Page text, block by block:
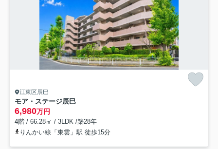
江東区辰巳
モア・ステージ辰巳
6,980万円
4階 / 66.28㎡ / 3LDK /築28年
りんかい線「東雲」駅 徒歩15分